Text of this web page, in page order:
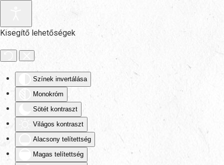
Kisegítő lehetőségek
Színek invertálása
Monokróm
Sötét kontraszt
Világos kontraszt
Alacsony telítettség
Magas telítettség
Fő tartalom átugrása